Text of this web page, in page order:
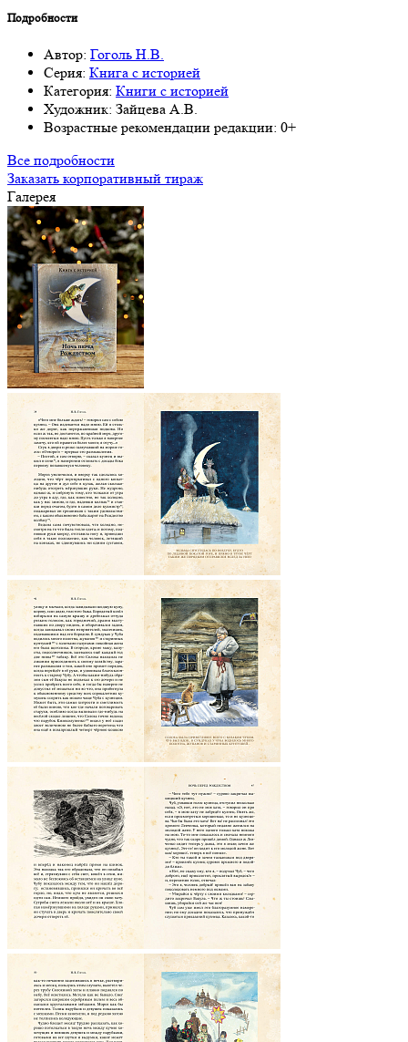
Подробности
Автор: Гоголь Н.В.
Серия: Книга с историей
Категория: Книги с историей
Художник: Зайцева А.В.
Возрастные рекомендации редакции: 0+
Все подробности
Заказать корпоративный тираж
Галерея